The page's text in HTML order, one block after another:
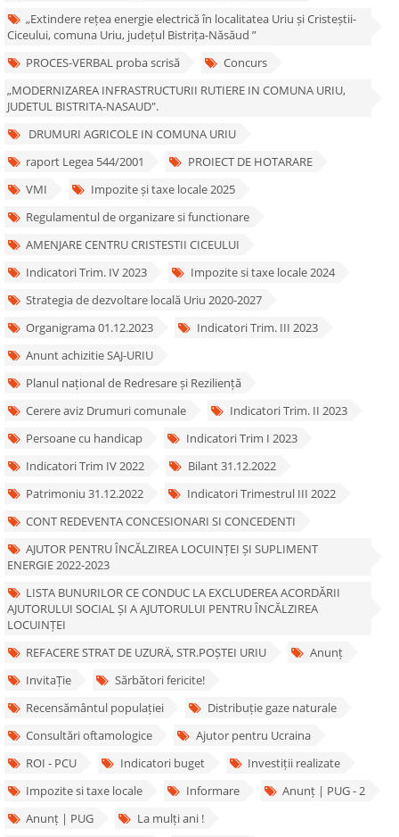
„Extindere rețea energie electrică în localitatea Uriu și Cristeștii-
Ciceului, comuna Uriu, județul Bistrița-Năsăud ”
PROCES-VERBAL proba scrisă
Concurs
„MODERNIZAREA INFRASTRUCTURII RUTIERE IN COMUNA URIU,
JUDETUL BISTRITA-NASAUD".
DRUMURI AGRICOLE IN COMUNA URIU
raport Legea 544/2001
PROIECT DE HOTARARE
VMI
Impozite și taxe locale 2025
Regulamentul de organizare si functionare
AMENJARE CENTRU CRISTESTII CICEULUI
Indicatori Trim. IV 2023
Impozite si taxe locale 2024
Strategia de dezvoltare locală Uriu 2020-2027
Organigrama 01.12.2023
Indicatori Trim. III 2023
Anunt achizitie SAJ-URIU
Planul național de Redresare și Reziliență
Cerere aviz Drumuri comunale
Indicatori Trim. II 2023
Persoane cu handicap
Indicatori Trim I 2023
Indicatori Trim IV 2022
Bilant 31.12.2022
Patrimoniu 31.12.2022
Indicatori Trimestrul III 2022
CONT REDEVENTA CONCESIONARI SI CONCEDENTI
AJUTOR PENTRU ÎNCĂLZIREA LOCUINȚEI ȘI SUPLIMENT
ENERGIE 2022-2023
LISTA BUNURILOR CE CONDUC LA EXCLUDEREA ACORDĂRII
AJUTORULUI SOCIAL ȘI A AJUTORULUI PENTRU ÎNCĂLZIREA
LOCUINȚEI
REFACERE STRAT DE UZURÄ‚ STR.POȘTEI URIU
Anunț
InvitaȚie
Sărbători fericite!
Recensământul populației
Distribuție gaze naturale
Consultări oftamologice
Ajutor pentru Ucraina
ROI - PCU
Indicatori buget
Investiții realizate
Impozite si taxe locale
Informare
Anunț | PUG - 2
Anunț | PUG
La mulți ani !